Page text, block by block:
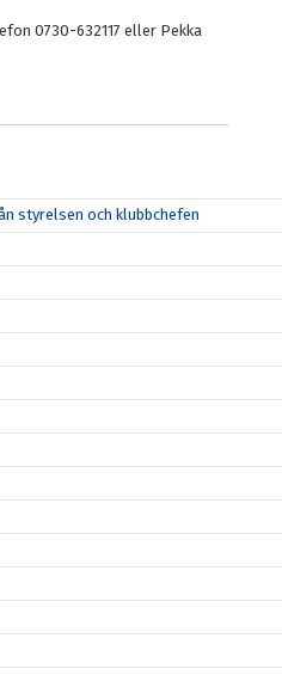
0730-632117 eller Pekka
styrelsen och klubbchefen